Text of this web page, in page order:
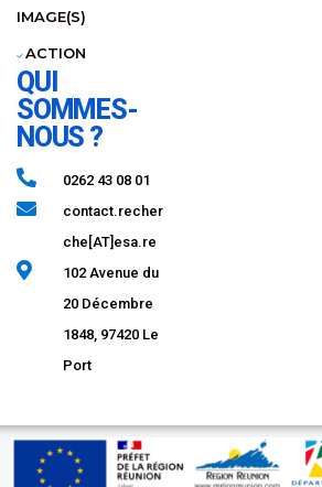
IMAGE(S)
ACTION
QUI
SOMMES-
NOUS ?
0262 43 08 01​
contact.recher
che[AT]esa.re
102 Avenue du
20 Décembre
1848, 97420 Le
Port